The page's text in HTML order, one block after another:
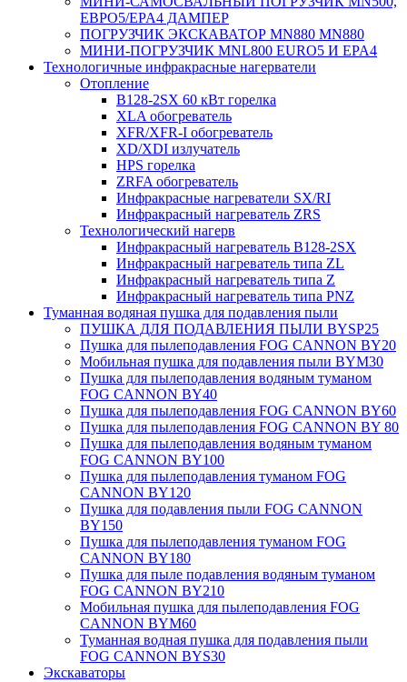
ЕВРО5/EPA4 ДАМПЕР
ПОГРУЗЧИК ЭКСКАВАТОР MN880 MN880
МИНИ-ПОГРУЗЧИК MNL800 EURO5 И EPA4
Технологичные инфракрасные нагерватели
Отопление
B128-2SX 60 кВт горелка
XLA обогреватель
XFR/XFR-I обогреватель
XD/XDI излучатель
HPS горелка
ZRFA обогреватель
Инфракрасные нагреватели SX/RI
Инфракрасный нагреватель ZRS
Технологический нагерв
Инфракрасный нагреватель B128-2SX
Инфракрасный нагреватель типа ZL
Инфракрасный нагреватель типа Z
Инфракрасный нагреватель типа PNZ
Туманная водяная пушка для подавления пыли
ПУШКА ДЛЯ ПОДАВЛЕНИЯ ПЫЛИ BYSP25
Пушка для пылеподавления FOG CANNON BY20
Мобильная пушка для подавления пыли BYM30
Пушка для пылеподавления водяным туманом
FOG CANNON BY40
Пушка для пылеподавления FOG CANNON BY60
Пушка для пылеподавления FOG CANNON BY 80
Пушка для пылеподавления водяным туманом
FOG CANNON BY100
Пушка для пылеподавления туманом FOG
CANNON BY120
Пушка для подавления пыли FOG CANNON
BY150
Пушка для пылеподавления туманом FOG
CANNON BY180
Пушка для пыле подавления водяным туманом
FOG CANNON BY210
Мобильная пушка для пылеподавления FOG
CANNON BYM60
Туманная водная пушка для подавления пыли
FOG CANNON BYS30
Экскаваторы